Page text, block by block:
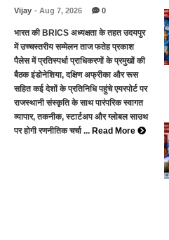
Vijay - Aug 7, 2026 0
भारत की BRICS अध्यक्षता के तहत उदयपुर
में उच्चस्तरीय सम्मेलन ताज फतेह प्रकाश
पैलेस में प्रतिस्पर्धा प्राधिकरणों के प्रमुखों की
बैठक इंडोनेशिया, दक्षिण अफ्रीका और रूस
सहित कई देशों के प्रतिनिधि पहुंचे एयरपोर्ट पर
राजस्थानी संस्कृति के साथ पारंपरिक स्वागत
व्यापार, तकनीक, स्टार्टअप और ग्लोबल साउथ
पर होगी रणनीतिक चर्चा ... Read More